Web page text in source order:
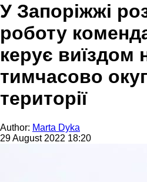
У Запоріжжі
роботу
керує виїздом
тимчасово
території
Author: Marta Dyka
29 August 2022 18:20